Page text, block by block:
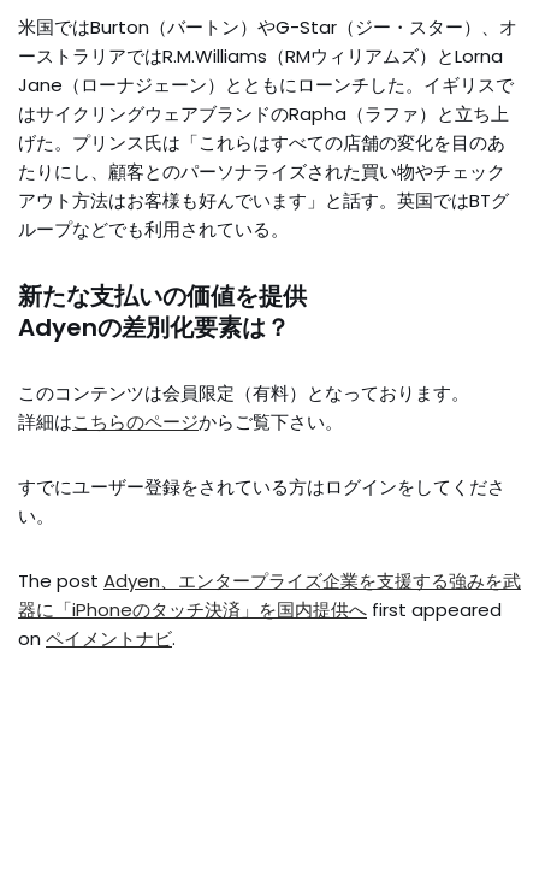
米国ではBurton（バートン）やG-Star（ジー・スター）、オ
ーストラリアではR.M.Williams（RMウィリアムズ）とLorna
Jane（ローナジェーン）とともにローンチした。イギリスで
はサイクリングウェアブランドのRapha（ラファ）と立ち上
げた。プリンス氏は「これらはすべての店舗の変化を目のあ
たりにし、顧客とのパーソナライズされた買い物やチェック
アウト方法はお客様も好んでいます」と話す。英国ではBTグ
ループなどでも利用されている。
新たな支払いの価値を提供
Adyenの差別化要素は？
このコンテンツは会員限定（有料）となっております。
詳細はこちらのページからご覧下さい。
すでにユーザー登録をされている方はログインをしてくださ
い。
The post Adyen、エンタープライズ企業を支援する強みを武
器に「iPhoneのタッチ決済」を国内提供へ first appeared
on ペイメントナビ.